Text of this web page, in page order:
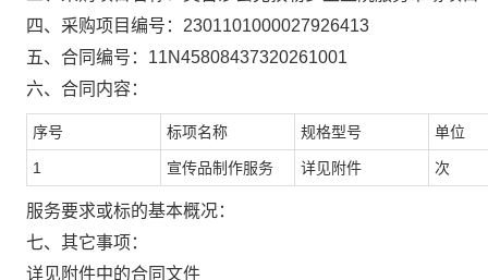
四、采购项目编号： 2301101000027926413
五、合同编号： 11N45808437320261001
六、合同内容：
序号 标项名称 规格型号 单位
1 宣传品制作服务 详见附件 次
服务要求或标的基本概况：
七、其它事项：
详见附件中的合同文件